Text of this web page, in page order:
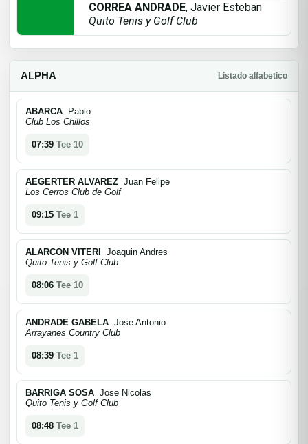
CORREA ANDRADE, Javier Esteban
Quito Tenis y Golf Club
ALPHA Listado alfabetico
ABARCA Pablo
Club Los Chillos
07:39 Tee 10
AEGERTER ALVAREZ Juan Felipe
Los Cerros Club de Golf
09:15 Tee 1
ALARCON VITERI
Joaquin Andres
Quito Tenis y Golf Club
08:06 Tee 10
ANDRADE GABELA Jose Antonio
Arrayanes Country Club
08:39 Tee 1
BARRIGA SOSA Jose Nicolas
Quito Tenis y Golf Club
08:48 Tee 1